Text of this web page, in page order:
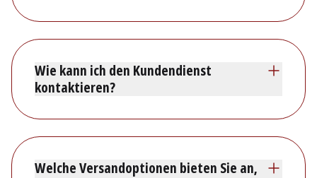
Wie kann ich den Kundendienst
kontaktieren?
Welche Versandoptionen bieten Sie an,